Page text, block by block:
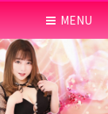
MENU